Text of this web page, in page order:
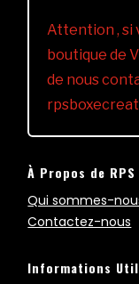
Attention , si
boutique de
de nous
À Propos de RPS
Qui sommes-
Contactez-nous
Informations